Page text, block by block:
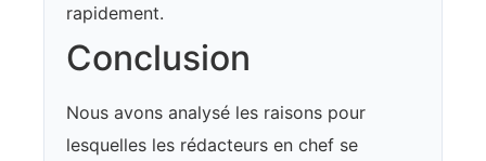
rapidement.
Conclusion
Nous avons analysé les raisons pour
lesquelles les rédacteurs en chef se